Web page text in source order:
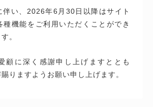
伴い、2026年6月30日以降はサイト
種機能をご利用いただくことができ
。
顧に深く感謝申し上げますととも
りますようお願い申し上げます。